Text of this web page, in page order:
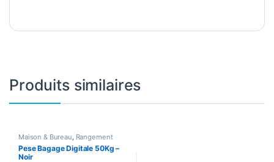
Produits similaires
Maison & Bureau, Rangement
Pese Bagage Digitale 50Kg –
Noir